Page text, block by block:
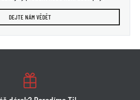
DEJTE NÁM VĚDĚT